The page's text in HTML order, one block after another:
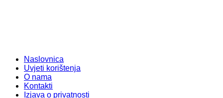
Naslovnica
Uvjeti korištenja
O nama
Kontakti
Izjava o privatnosti